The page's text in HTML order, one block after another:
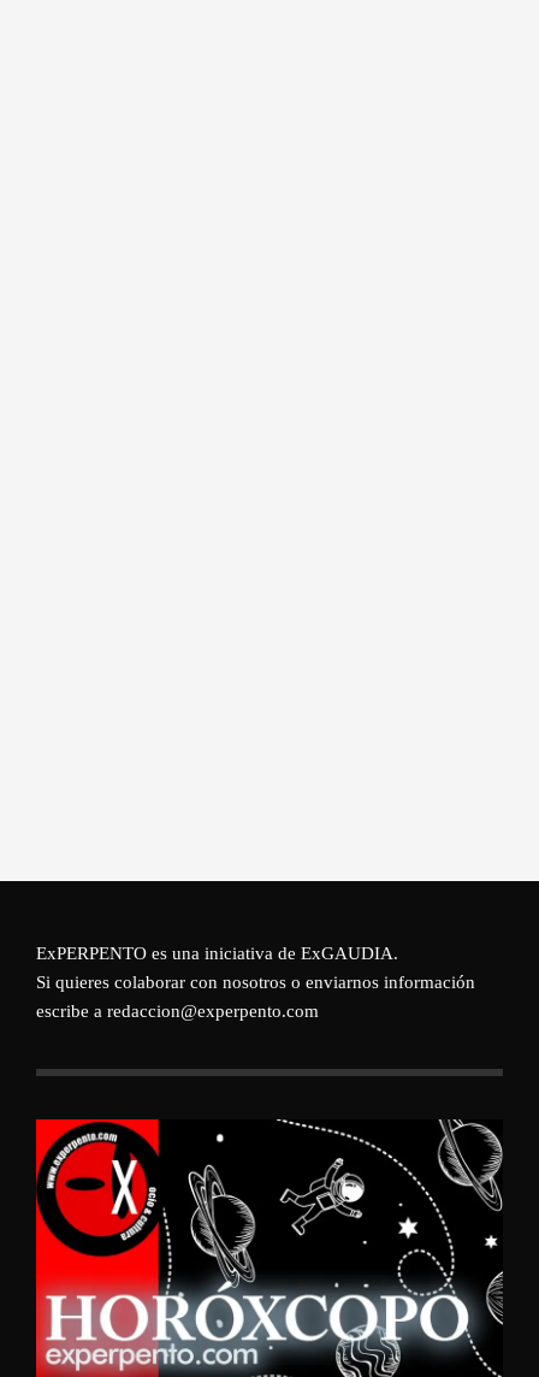
ExPERPENTO es una iniciativa de ExGAUDIA.
Si quieres colaborar con nosotros o enviarnos información
escribe a redaccion@experpento.com